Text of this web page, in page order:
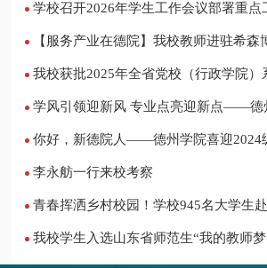
学校召开2026年学生工作会议部署重点
我校获批2025年全省党校（行政学院）系统课题立
学风引领迎新风 专业点亮迎新点——德州学院2024
你好，新德院人——德州学院喜迎2024
李永舫一行来校考察
青春挥洒乡村校园！学校945名大学生
我校学生入选山东省师范生“我的教师梦”主题演讲活